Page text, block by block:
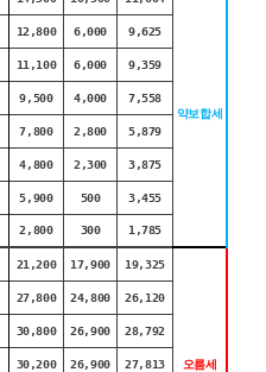
약보합세
12,800 6,000 9,625
11,100 6,000 9,359
9,500 4,000 7,558
7,800 2,800 5,879
4,800 2,300 3,875
5,900 500 3,455
2,800 300 1,785
21,200 17,900 19,325
오름세
27,800 24,800 26,120
30,800 26,900 28,792
30,200 26,900 27,813